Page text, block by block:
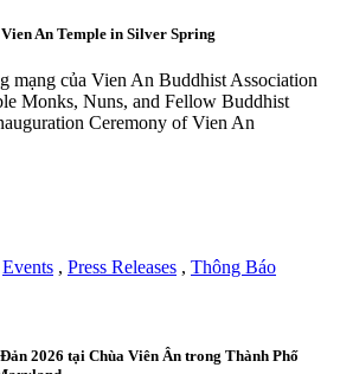
An Temple in Silver Spring
mạng của Vien An Buddhist Association
Monks, Nuns, and Fellow Buddhist
Ceremony of Vien An
Events , Press Releases , Thông Báo
2026 tại Chùa Viên Ân trong Thành Phố